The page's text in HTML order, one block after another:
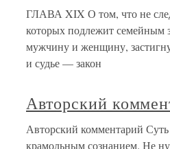
ГЛАВА XIX О том, что не
которых подлежит семейным
мужчину и женщину,
и судье — закон
Авторский
Авторский комментарий Суть
крамольным сознанием. Не